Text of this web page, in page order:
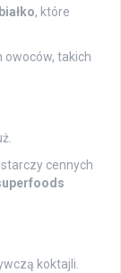
białko, które
owoców, takich
cennych
koktajli.